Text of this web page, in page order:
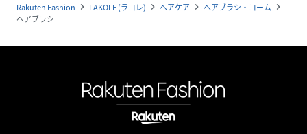
Rakuten Fashion navigate_next LAKOLE (ラコレ) navigate_next ヘアケア navigate_next ヘアブラシ・コーム navigate_next
ヘアブラシ